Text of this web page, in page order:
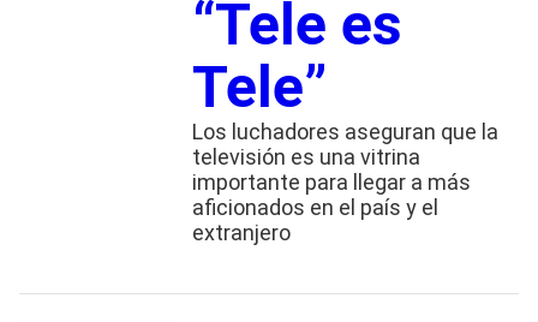
“Tele es
Tele”
Los luchadores aseguran que la
televisión es una vitrina
importante para llegar a más
aficionados en el país y el
extranjero